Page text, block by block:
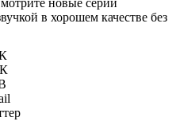
в хорошем качестве без